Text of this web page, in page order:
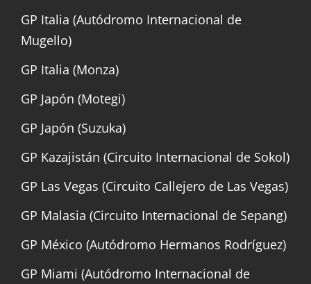
GP Italia (Autódromo Internacional de
Mugello)
GP Italia (Monza)
GP Japón (Motegi)
GP Japón (Suzuka)
GP Kazajistán (Circuito Internacional de Sokol)
GP Las Vegas (Circuito Callejero de Las Vegas)
GP Malasia (Circuito Internacional de Sepang)
GP México (Autódromo Hermanos Rodríguez)
GP Miami (Autódromo Internacional de